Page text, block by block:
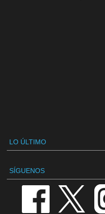
LO ÚLTIMO
SÍGUENOS